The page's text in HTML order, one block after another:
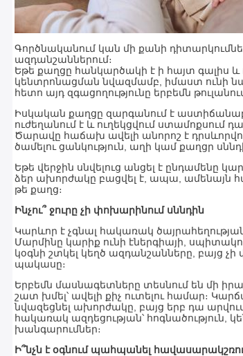
Գործնականում կան մի քանի
ազդանշաններում։
Եթե քաղցը հանկարծակի է ի հայտ գալիս և
կենտրոնացման նվազմամբ, իմաստ ունի
հետո այդ զգացողությունը երբեմն
Իսկական քաղցը զարգանում է
ուժեղանում է և ուղեկցվում ստամոքսում
Ծարավը հաճախ ավելի անորոշ է
ծամելու ցանկություն, աղի կամ քաղցր
Եթե վերջին սնվելուց անցել է ընդամենը
ձեր ախորժակը բացվել է, ապա, ամենայն
թե քաղց։
Ինչու՞ ջուրը չի փոխարինում սննդին
Կարևոր է չգնալ հակառակ
Մարմինը կարիք ունի էներգիայի,
կօգնի շտկել կեղծ ազդանշանները, բայց
պակասը։
Երբեմն մասնագետները տեսնում են մի
շատ խմել՝ ավելի քիչ ուտելու համար։
նվազեցնել ախորժակը, բայց երբ դա
հակառակ ազդեցության՝ հոգնածություն,
խանգարումներ։
Ի՞նչն է օգնում պահպանել